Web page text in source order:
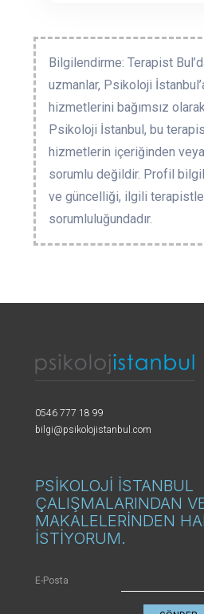
Bilgilendirme: Terapist
uzmanlar, Psikoloji
hizmetlerini bağımsız
Psikoloji İstanbul, bu
hizmetlerin içeriğinden
sorumlu değildir. Profil
ve güncelliği, ilgili
sorumluluğundadır.
0546 777 18 99
bilgi@psikolojistanbul.com
PSİKOLOJİ İSTANBUL
ÇALIŞMALARINDAN
MAKALELERİNDEN
İSTİYORUM.
E-Posta